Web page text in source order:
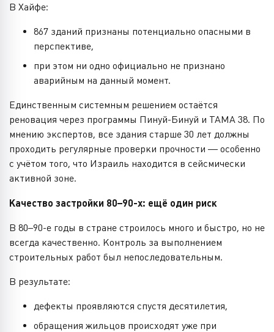
В Хайфе:
867 зданий признаны потенциально опасными в
перспективе,
при этом ни одно официально не признано
аварийным на данный момент.
Единственным системным решением остаётся
реновация через программы Пинуй-Бинуй и ТАМА 38. По
мнению экспертов, все здания старше 30 лет должны
проходить регулярные проверки прочности — особенно
с учётом того, что Израиль находится в сейсмически
активной зоне.
Качество застройки 80–90-х: ещё один риск
В 80–90-е годы в стране строилось много и быстро, но не
всегда качественно. Контроль за выполнением
строительных работ был непоследовательным.
В результате:
дефекты проявляются спустя десятилетия,
обращения жильцов происходят уже при